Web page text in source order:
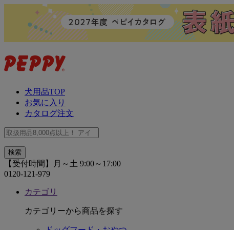
犬用品TOP
お気に入り
カタログ注文
【受付時間】月～土 9:00～17:00
0120-121-979
カテゴリ
カテゴリーから商品を探す